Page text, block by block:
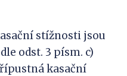
stížnosti jsou
odst. 3 písm. c)
kasační